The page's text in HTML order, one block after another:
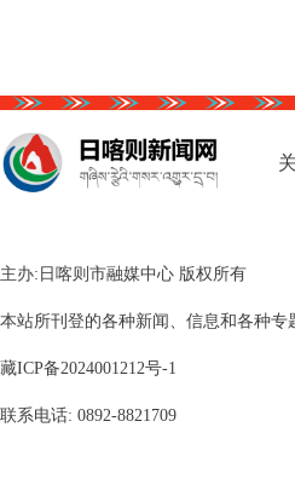
主办:日喀则市融媒中心 版权所有
本站所刊登的各种新闻、信息和各种专
藏ICP备2024001212号-1
联系电话: 0892-8821709